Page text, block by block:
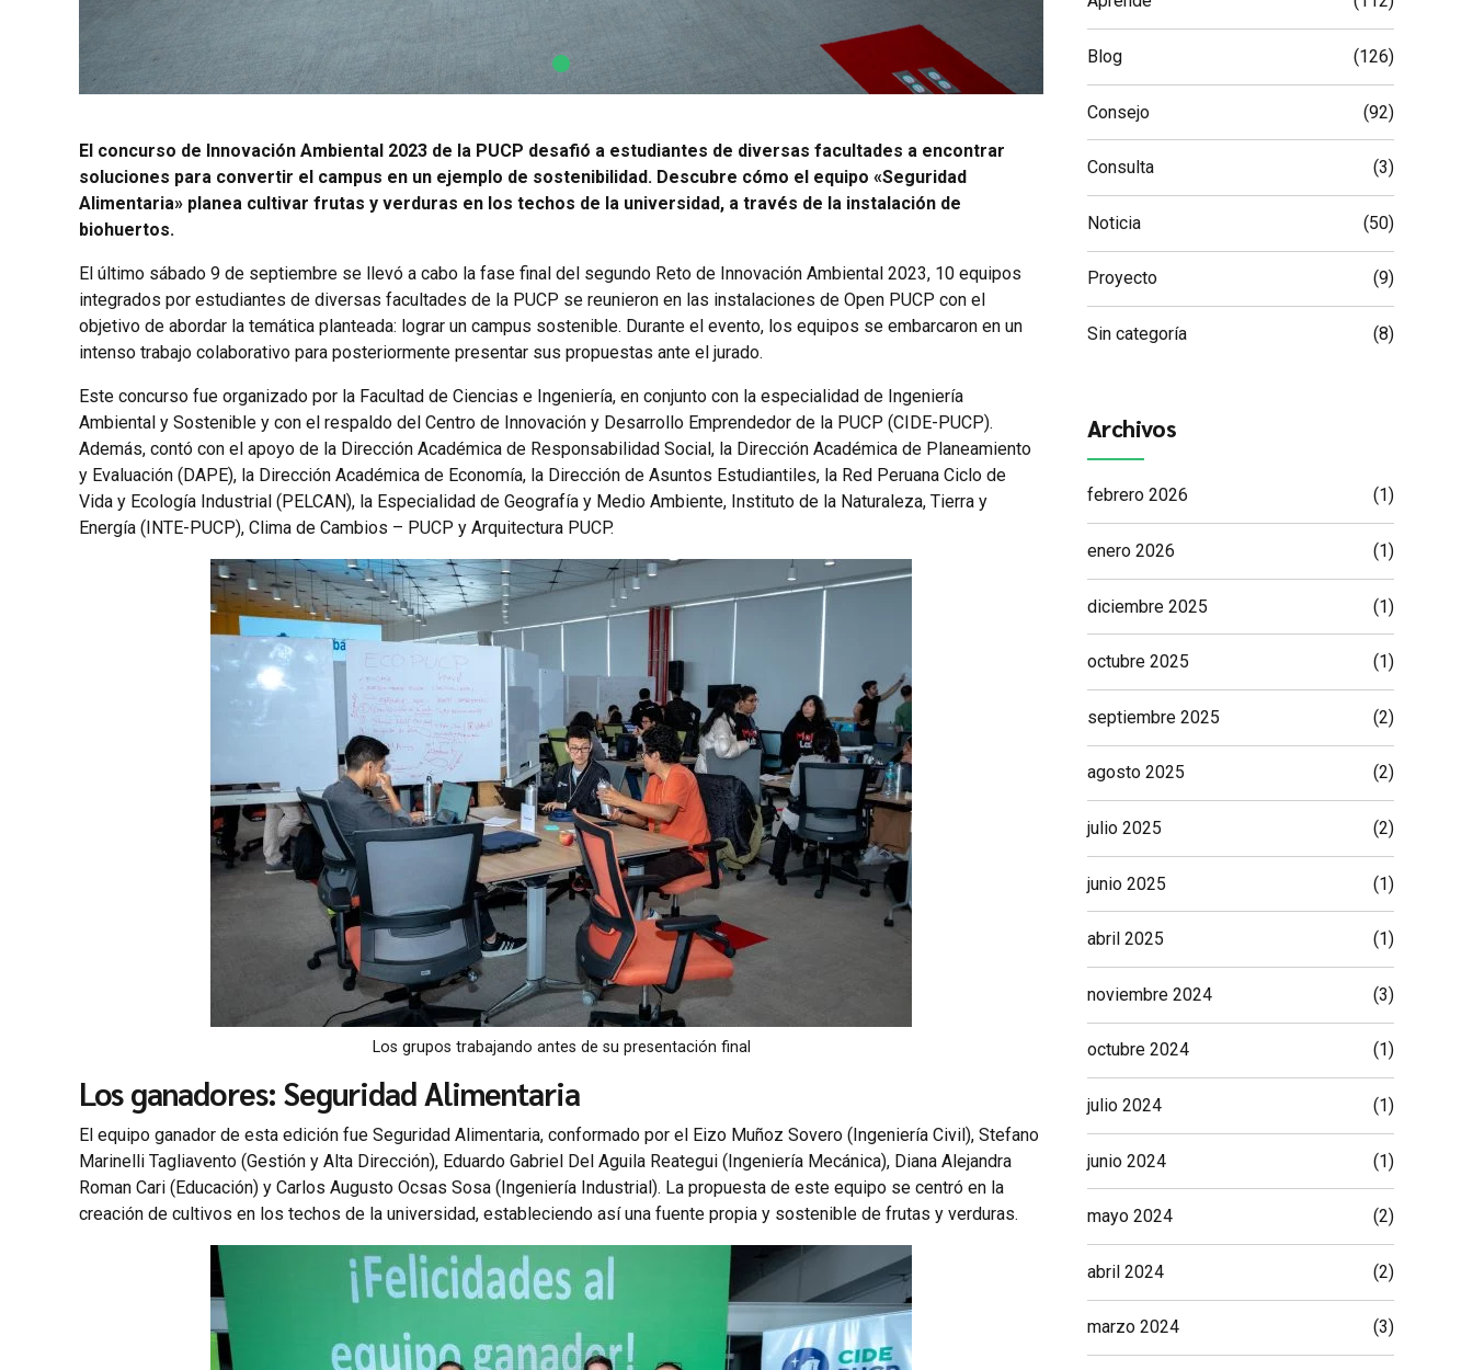
El concurso de Innovación Ambiental 2023 de la PUCP desafió a estudiantes de diversas facultades a encontrar
soluciones para convertir el campus en un ejemplo de sostenibilidad. Descubre cómo el equipo «Seguridad
Alimentaria» planea cultivar frutas y verduras en los techos de la universidad, a través de la instalación de
biohuertos.
El último sábado 9 de septiembre se llevó a cabo la fase final del segundo Reto de Innovación Ambiental 2023, 10 equipos
integrados por estudiantes de diversas facultades de la PUCP se reunieron en las instalaciones de Open PUCP con el
objetivo de abordar la temática planteada: lograr un campus sostenible. Durante el evento, los equipos se embarcaron en un
intenso trabajo colaborativo para posteriormente presentar sus propuestas ante el jurado.
Este concurso fue organizado por la Facultad de Ciencias e Ingeniería, en conjunto con la especialidad de Ingeniería
Ambiental y Sostenible y con el respaldo del Centro de Innovación y Desarrollo Emprendedor de la PUCP (CIDE-PUCP).
Además, contó con el apoyo de la Dirección Académica de Responsabilidad Social, la Dirección Académica de Planeamiento
y Evaluación (DAPE), la Dirección Académica de Economía, la Dirección de Asuntos Estudiantiles, la Red Peruana Ciclo de
Vida y Ecología Industrial (PELCAN), la Especialidad de Geografía y Medio Ambiente, Instituto de la Naturaleza, Tierra y
Energía (INTE-PUCP), Clima de Cambios – PUCP y Arquitectura PUCP.
Los grupos trabajando antes de su presentación final
Los ganadores: Seguridad Alimentaria
El equipo ganador de esta edición fue Seguridad Alimentaria, conformado por el Eizo Muñoz Sovero (Ingeniería Civil), Stefano
Marinelli Tagliavento (Gestión y Alta Dirección), Eduardo Gabriel Del Aguila Reategui (Ingeniería Mecánica), Diana Alejandra
Roman Cari (Educación) y Carlos Augusto Ocsas Sosa (Ingeniería Industrial). La propuesta de este equipo se centró en la
creación de cultivos en los techos de la universidad, estableciendo así una fuente propia y sostenible de frutas y verduras.
Blog (126)
Consejo (92)
Consulta (3)
Noticia (50)
Proyecto (9)
Sin categoría (8)
Archivos
febrero 2026 (1)
enero 2026 (1)
diciembre 2025 (1)
octubre 2025 (1)
septiembre 2025 (2)
agosto 2025 (2)
julio 2025 (2)
junio 2025 (1)
abril 2025 (1)
noviembre 2024 (3)
octubre 2024 (1)
julio 2024 (1)
junio 2024 (1)
mayo 2024 (2)
abril 2024 (2)
marzo 2024 (3)